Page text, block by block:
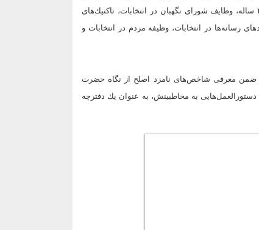
نظام، نقش رئیس‌جمهوری در تحقق برنامه‌ی پنج ساله، ریاست جمهوری و چشم‌انداز ۲۰ ساله، وظایف شورای نگهبان در انتخابات، تاكتیك‌های
و نبایدهای رسانه‌ها در انتخابات، وظیفه مردم در انتخابات و
ضمن معرفی شاخص‌های نامزد اصلح از نگاه حضرت
دستورالعمل‌هایی به مخاطبینش، به عنوان یك دفترچه